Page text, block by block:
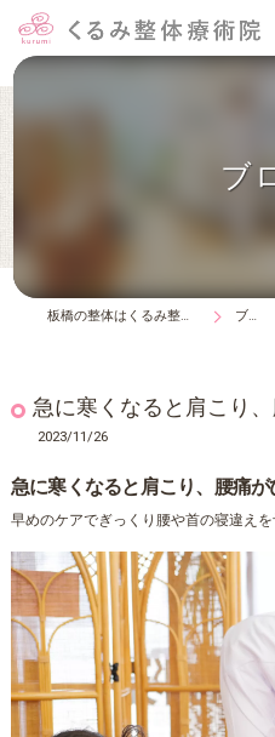
ブ
板橋の整体はくるみ整体療術院 ブログ
急に寒くなると肩こり
2023/11/26
急に寒くなると肩こり、腰痛
早めのケアでぎっくり腰や首の寝違えを